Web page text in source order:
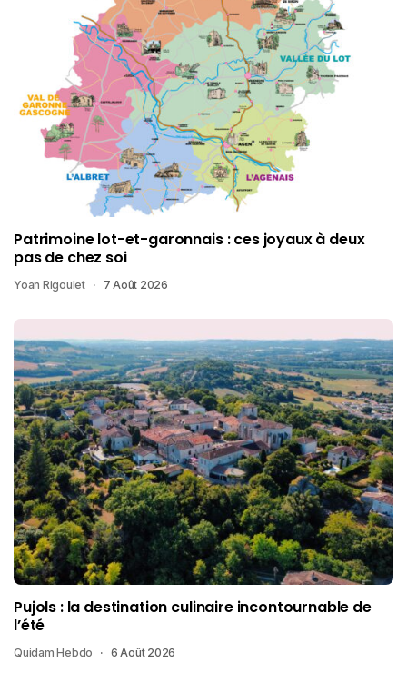
Patrimoine lot-et-garonnais : ces joyaux à deux
pas de chez soi
Yoan Rigoulet 7 Août 2026
Pujols : la destination culinaire incontournable de
l’été
Quidam Hebdo 6 Août 2026